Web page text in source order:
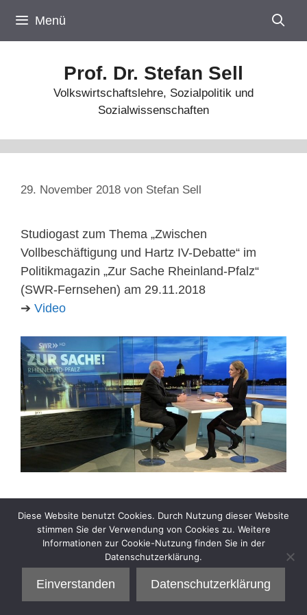
Inhalt
springen
Menü
Prof. Dr. Stefan Sell
Volkswirtschaftslehre, Sozialpolitik und
Sozialwissenschaften
29. November 2018 von Stefan Sell
Studiogast zum Thema „Zwischen
Vollbeschäftigung und Hartz IV-Debatte“ im
Politikmagazin „Zur Sache Rheinland-Pfalz“
(SWR-Fernsehen) am 29.11.2018
➔ Video
Interview
Diese Website benutzt Cookies. Durch Nutzung dieser Website
stimmen Sie der Verwendung von Cookies zu. Weitere
Informationen zur Cookie-Nutzung finden Sie in der
Datenschutzerklärung.
Einverstanden Datenschutzerklärung